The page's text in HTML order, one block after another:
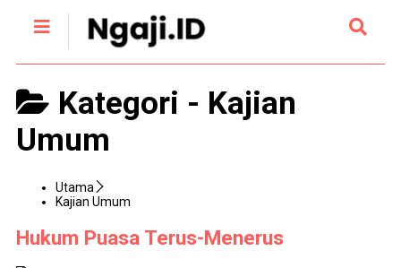
Kategori - Kajian
Umum
Utama
Kajian Umum
Hukum Puasa Terus-Menerus